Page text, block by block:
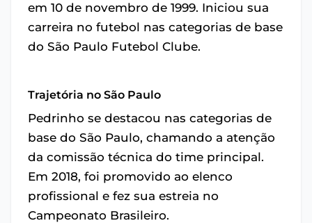
em 10 de novembro de 1999. Iniciou sua
carreira no futebol nas categorias de base
do São Paulo Futebol Clube.
Trajetória no São Paulo
Pedrinho se destacou nas categorias de
base do São Paulo, chamando a atenção
da comissão técnica do time principal.
Em 2018, foi promovido ao elenco
profissional e fez sua estreia no
Campeonato Brasileiro.